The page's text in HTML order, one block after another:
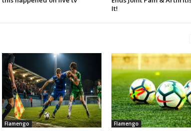
Flamengo Flamengo